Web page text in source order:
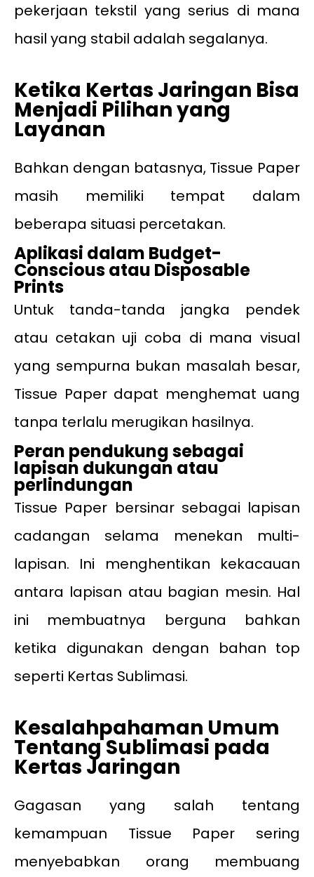
pekerjaan tekstil yang serius di mana
hasil yang stabil adalah segalanya.
Ketika Kertas Jaringan Bisa
Menjadi Pilihan yang
Layanan
Bahkan dengan batasnya, Tissue Paper
masih memiliki tempat dalam
beberapa situasi percetakan.
Aplikasi dalam Budget-
Conscious atau Disposable
Prints
Untuk tanda-tanda jangka pendek
atau cetakan uji coba di mana visual
yang sempurna bukan masalah besar,
Tissue Paper dapat menghemat uang
tanpa terlalu merugikan hasilnya.
Peran pendukung sebagai
lapisan dukungan atau
perlindungan
Tissue Paper bersinar sebagai lapisan
cadangan selama menekan multi-
lapisan. Ini menghentikan kekacauan
antara lapisan atau bagian mesin. Hal
ini membuatnya berguna bahkan
ketika digunakan dengan bahan top
seperti Kertas Sublimasi.
Kesalahpahaman Umum
Tentang Sublimasi pada
Kertas Jaringan
Gagasan yang salah tentang
kemampuan Tissue Paper sering
menyebabkan orang membuang